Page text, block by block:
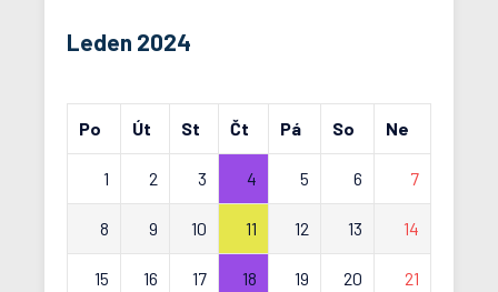
Leden 2024
Po Út St Čt Pá So Ne
1 2 3 4 5 6 7
8 9 10 11 12 13 14
15 16 17 18 19 20 21